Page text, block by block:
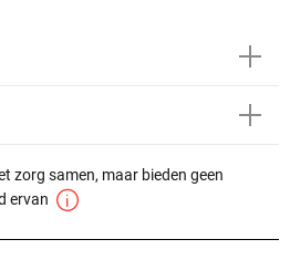
zorg samen, maar bieden geen
ervan